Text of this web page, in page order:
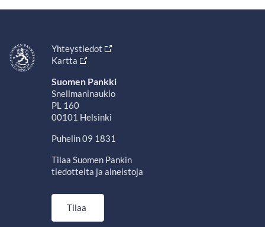
Yhteystiedot
Kartta
Suomen Pankki
Snellmaninaukio
PL 160
00101 Helsinki
Puhelin 09 1831
Tilaa Suomen Pankin
tiedotteita ja aineistoja
Tilaa